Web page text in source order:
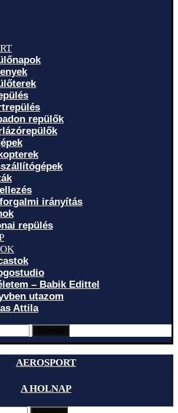
repülők
irányítás
repülés
– Babik Edittel
utazom
Attila
AEROSPORT
A HOLNAP